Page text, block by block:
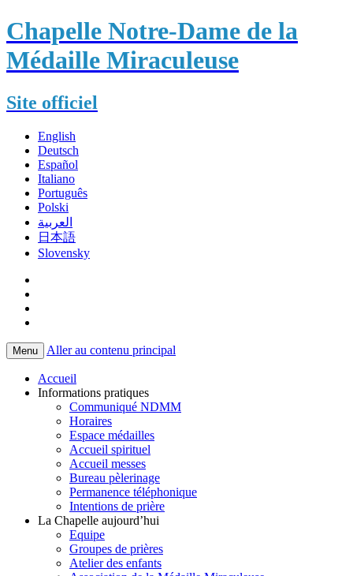
Chapelle Notre-Dame de la
Médaille Miraculeuse
Site officiel
English
Deutsch
Español
Italiano
Português
Polski
العربية
日本語
Slovensky
Menu Aller au contenu principal
Accueil
Informations pratiques
Communiqué NDMM
Horaires
Espace médailles
Accueil spirituel
Accueil messes
Bureau pèlerinage
Permanence téléphonique
Intentions de prière
La Chapelle aujourd’hui
Equipe
Groupes de prières
Atelier des enfants